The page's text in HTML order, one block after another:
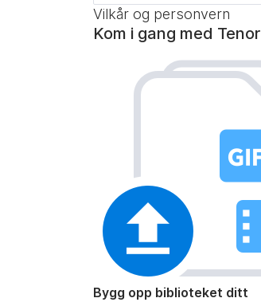
Vilkår og personvern
Kom i gang med Tenor
Bygg opp biblioteket ditt